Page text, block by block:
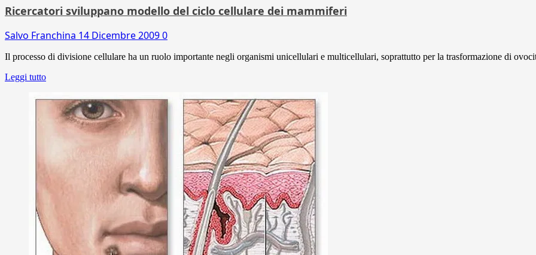
Ricercatori sviluppano modello del ciclo cellulare dei mammiferi
Salvo Franchina 14 Dicembre 20090
Il processo di divisione cellulare ha un ruolo importante negli organismi unicellulari e multicellulari, soprattutto per la trasformazione di
Leggi tutto